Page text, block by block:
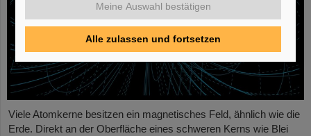
Viele Atomkerne besitzen ein magnetisches Feld, ähnlich wie die
Erde. Direkt an der Oberfläche eines schweren Kerns wie Blei
Meine Auswahl bestätigen
Alle zulassen und fortsetzen